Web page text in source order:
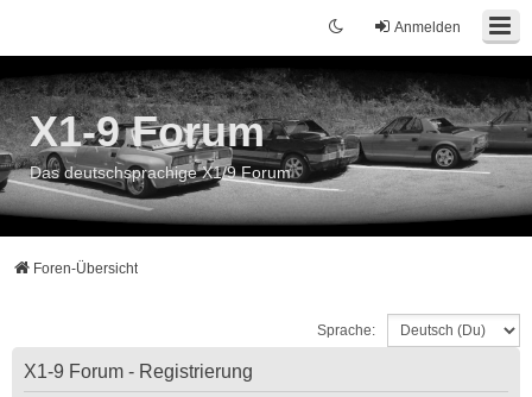
Anmelden
X1-9 Forum
Das deutschsprachige X1/9 Forum
Foren-Übersicht
Sprache:
X1-9 Forum - Registrierung